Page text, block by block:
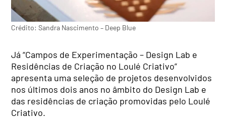
Crédito: Sandra Nascimento – Deep Blue
Já “Campos de Experimentação – Design Lab e
Residências de Criação no Loulé Criativo”
apresenta uma seleção de projetos desenvolvidos
nos últimos dois anos no âmbito do Design Lab e
das residências de criação promovidas pelo Loulé
Criativo.